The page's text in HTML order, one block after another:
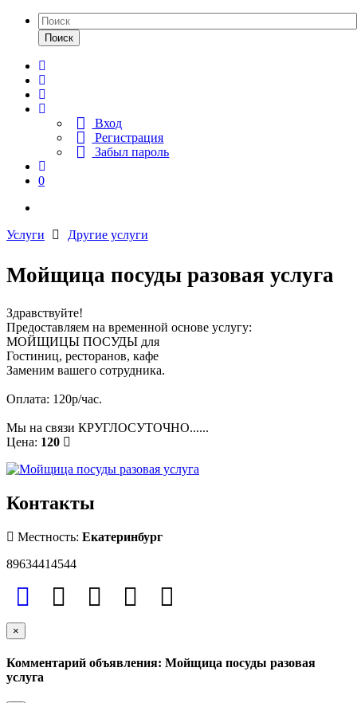
Поиск
Вход
Регистрация
Забыл пароль
0
Услуги Другие услуги
Мойщица посуды разовая услуга
Здравствуйте!
Предоставляем на временной основе услугу:
МОЙЩИЦЫ ПОСУДЫ для
Гостиниц, ресторанов, кафе
Заменим вашего сотрудника.
Оплата: 120р/час.
Мы на связи КРУГЛОСУТОЧНО......
Цена: 120
Контакты
Местность: Екатеринбург
89634414544
×
Комментарий объявления: Мойщица посуды разовая
услуга